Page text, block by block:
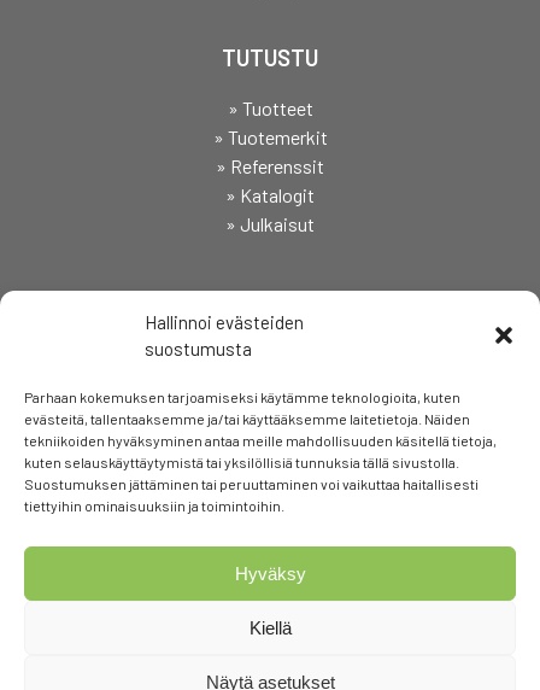
Hallinnoi evästeiden
suostumusta
Parhaan kokemuksen tarjoamiseksi käytämme teknologioita, kuten
evästeitä, tallentaaksemme ja/tai käyttääksemme laitetietoja. Näiden
tekniikoiden hyväksyminen antaa meille mahdollisuuden käsitellä tietoja,
kuten selauskäyttäytymistä tai yksilöllisiä tunnuksia tällä sivustolla.
Suostumuksen jättäminen tai peruuttaminen voi vaikuttaa haitallisesti
tiettyihin ominaisuuksiin ja toimintoihin.
Hyväksy
Kiellä
Näytä asetukset
TUTUSTU
» Tuotteet
» Tuotemerkit
» Referenssit
» Katalogit
» Julkaisut
SEURAA